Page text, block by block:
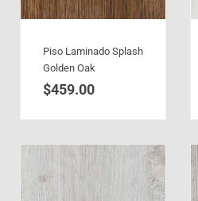
Piso Laminado Splash
Golden Oak
$459.00